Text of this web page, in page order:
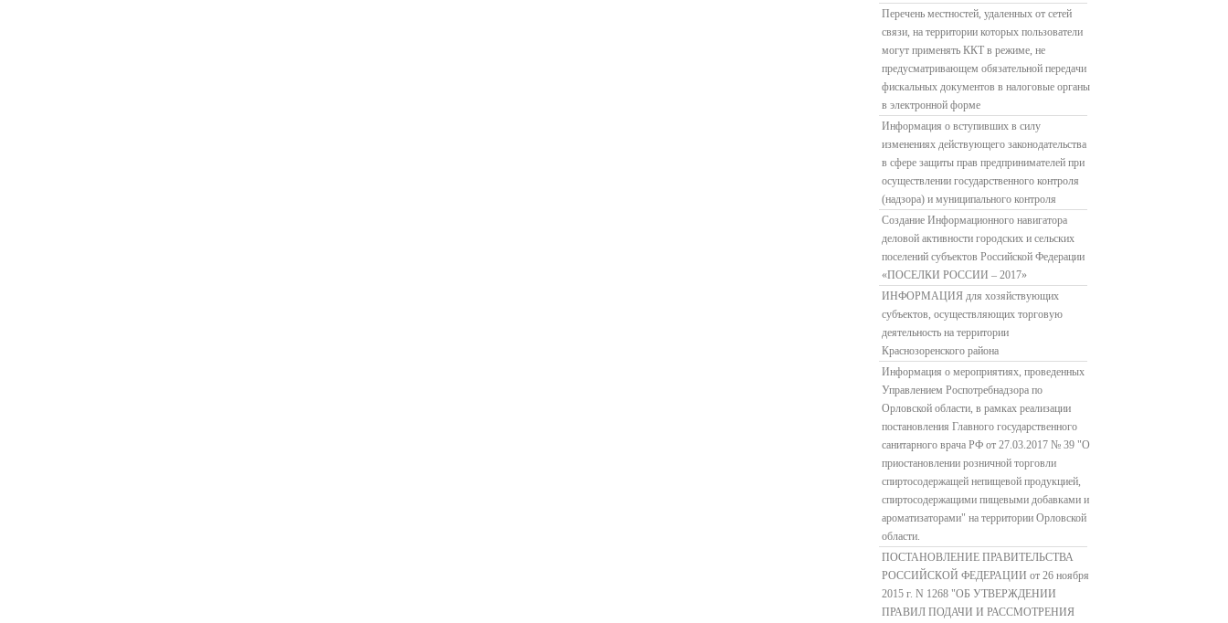
Перечень местностей, удаленных от сетей
связи, на территории которых пользователи
могут применять ККТ в режиме, не
предусматривающем обязательной передачи
фискальных документов в налоговые органы
в электронной форме
Информация о вступивших в силу
изменениях действующего законодательства
в сфере защиты прав предпринимателей при
осуществлении государственного контроля
(надзора) и муниципального контроля
Создание Информационного навигатора
деловой активности городских и сельских
поселений субъектов Российской Федерации
«ПОСЕЛКИ РОССИИ – 2017»
ИНФОРМАЦИЯ для хозяйствующих
субъектов, осуществляющих торговую
деятельность на территории
Краснозоренского района
Информация о мероприятиях, проведенных
Управлением Роспотребнадзора по
Орловской области, в рамках реализации
постановления Главного государственного
санитарного врача РФ от 27.03.2017 № 39 "О
приостановлении розничной торговли
спиртосодержащей непищевой продукцией,
спиртосодержащими пищевыми добавками и
ароматизаторами" на территории Орловской
области.
ПОСТАНОВЛЕНИЕ ПРАВИТЕЛЬСТВА
РОССИЙСКОЙ ФЕДЕРАЦИИ от 26 ноября
2015 г. N 1268 "ОБ УТВЕРЖДЕНИИ
ПРАВИЛ ПОДАЧИ И РАССМОТРЕНИЯ